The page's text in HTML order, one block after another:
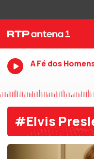
A Fé dos
#Elvis